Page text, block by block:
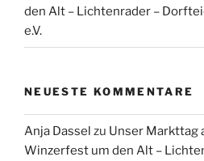
den Alt – Lichtenrader –
e.V.
NEUESTE KOMMENTARE
Anja Dassel zu Unser Markttag
Winzerfest um den Alt –